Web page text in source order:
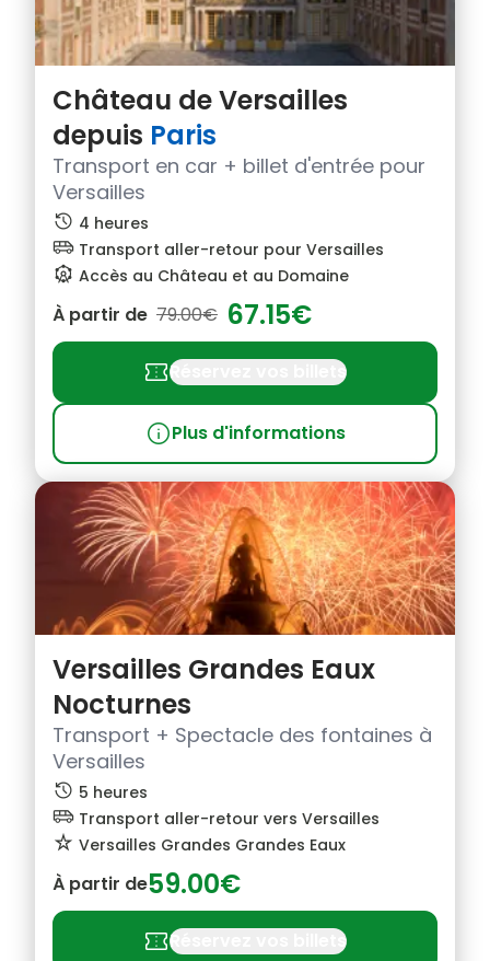
Château de Versailles
depuis Paris
Transport en car + billet d'entrée pour
Versailles
history 4 heures
airport_shuttle Transport aller-retour pour Versailles
attractions Accès au Château et au Domaine
À partir de 79.00€ 67.15€
confirmation_numberRéservez vos billets
infoPlus d'informations
Versailles Grandes Eaux
Nocturnes
Transport + Spectacle des fontaines à
Versailles
history 5 heures
airport_shuttle Transport aller-retour vers Versailles
star_rate Versailles Grandes Grandes Eaux
À partir de59.00€
confirmation_numberRéservez vos billets